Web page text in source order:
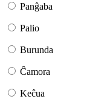
Panĝaba
Palio
Burunda
Ĉamora
Keĉua